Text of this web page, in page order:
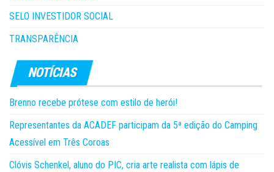
SELO INVESTIDOR SOCIAL
TRANSPARÊNCIA
Brenno recebe prótese com estilo de herói!
Representantes da ACADEF participam da 5ª edição do Camping
Acessível em Três Coroas
Clóvis Schenkel, aluno do PIC, cria arte realista com lápis de